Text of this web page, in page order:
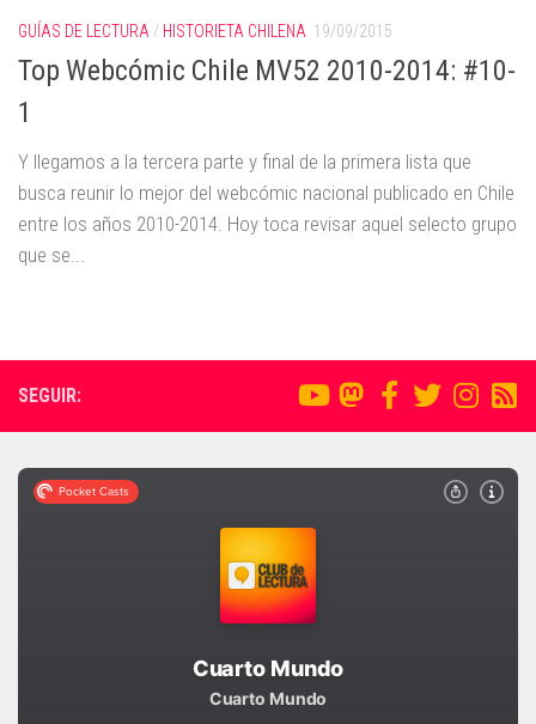
GUÍAS DE LECTURA / HISTORIETA CHILENA 19/09/2015
Top Webcómic Chile MV52 2010-2014: #10-
1
Y llegamos a la tercera parte y final de la primera lista que
busca reunir lo mejor del webcómic nacional publicado en Chile
entre los años 2010-2014. Hoy toca revisar aquel selecto grupo
que se...
SEGUIR: